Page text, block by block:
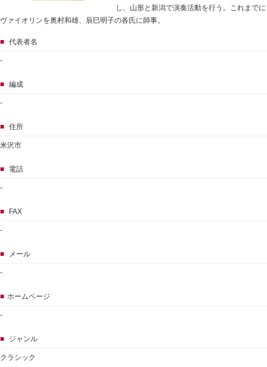
し、山形と新潟で演奏活動を行う。これまでに
ヴァイオリンを奥村和雄、辰巳明子の各氏に師事。
■ 代表者名
-
■ 編成
-
■ 住所
米沢市
■ 電話
-
■ FAX
-
■ メール
-
■ ホームページ
-
■ ジャンル
クラシック